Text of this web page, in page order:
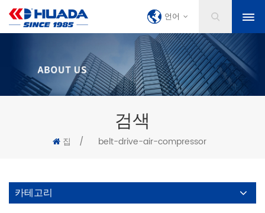
언어
검색
집 / belt-drive-air-compressor
카테고리